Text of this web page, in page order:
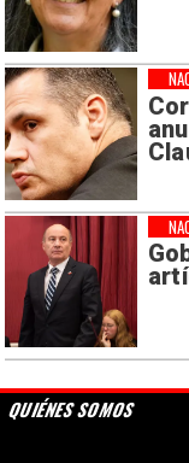
QUIÉNES SOMOS